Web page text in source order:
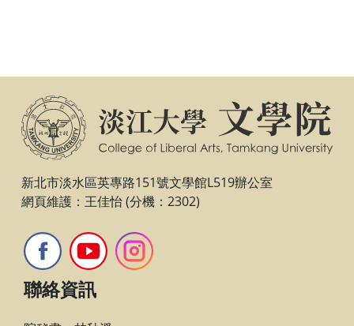
新北市淡水區英專路151號文學館L519辦公室
網頁維護：王佳怡 (分機：2302)
聯絡資訊